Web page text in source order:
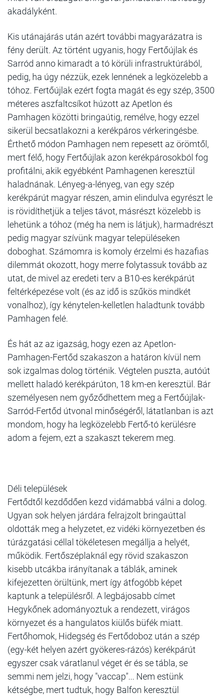
akadályként.
Kis utánajárás után azért további magyarázatra is
fény derült. Az történt ugyanis, hogy Fertőújlak és
Sarród anno kimaradt a tó körüli infrastruktúrából,
pedig, ha úgy nézzük, ezek lennének a legközelebb a
tóhoz. Fertőújlak ezért fogta magát és egy szép, 3500
méteres aszfaltcsíkot húzott az Apetlon és
Pamhagen közötti bringaútig, remélve, hogy ezzel
sikerül becsatlakozni a kerékpáros vérkeringésbe.
Érthető módon Pamhagen nem repesett az örömtől,
mert félő, hogy Fertőújlak azon kerékpárosokból fog
profitálni, akik egyébként Pamhagenen keresztül
haladnának. Lényeg-a-lényeg, van egy szép
kerékpárút magyar részen, amin elindulva egyrészt le
is rövidíthetjük a teljes távot, másrészt közelebb is
lehetünk a tóhoz (még ha nem is látjuk), harmadrészt
pedig magyar szívünk magyar településeken
doboghat. Számomra is komoly érzelmi és hazafias
dilemmát okozott, hogy merre folytassuk tovább az
utat, de mivel az eredeti terv a B10-es kerékpárút
feltérképezése volt (és az idő is szűkös mindkét
vonalhoz), így kénytelen-kelletlen haladtunk tovább
Pamhagen felé.
És hát az az igazság, hogy ezen az Apetlon-
Pamhagen-Fertőd szakaszon a határon kívül nem
sok izgalmas dolog történik. Végtelen puszta, autóút
mellett haladó kerékpárúton, 18 km-en keresztül. Bár
személyesen nem győződhettem meg a Fertőújlak-
Sarród-Fertőd útvonal minőségéről, látatlanban is azt
mondom, hogy ha legközelebb Fertő-tó kerülésre
adom a fejem, ezt a szakaszt tekerem meg.
Déli települések
Fertődtől kezdődően kezd vidámabbá válni a dolog.
Ugyan sok helyen járdára felrajzolt bringaúttal
oldották meg a helyzetet, ez vidéki környezetben és
túrázgatási céllal tökéletesen megállja a helyét,
működik. Fertőszéplaknál egy rövid szakaszon
kisebb utcákba irányítanak a táblák, aminek
kifejezetten örültünk, mert így átfogóbb képet
kaptunk a településről. A legbájosabb címet
Hegykőnek adományoztuk a rendezett, virágos
környezet és a hangulatos kiülős büfék miatt.
Fertőhomok, Hidegség és Fertődoboz után a szép
(egy-két helyen azért gyökeres-rázós) kerékpárút
egyszer csak váratlanul véget ér és se tábla, se
semmi nem jelzi, hogy "vaccap"... Nem estünk
kétségbe, mert tudtuk, hogy Balfon keresztül